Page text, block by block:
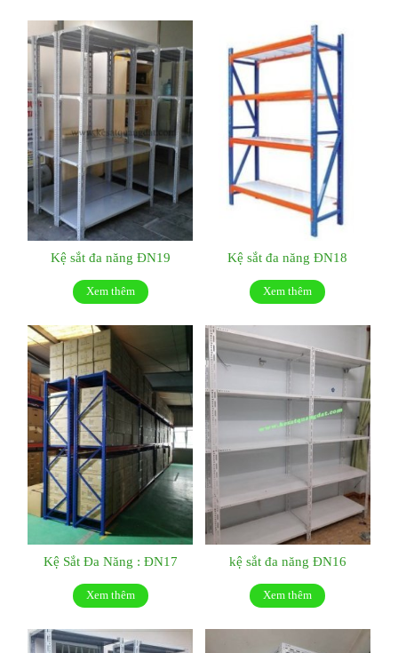
Kệ sắt đa năng ĐN19
Xem thêm
Kệ sắt đa năng ĐN18
Xem thêm
Kệ Sắt Đa Năng : ĐN17
Xem thêm
kệ sắt đa năng ĐN16
Xem thêm